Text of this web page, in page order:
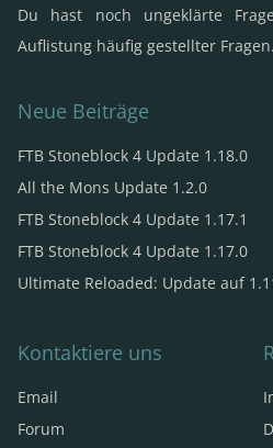
Du hast noch ungeklärte
Auflistung häufig gestellter Fragen.
Neue Beiträge
FTB Stoneblock 4 Update 1.18.0
All the Mons Update 1.2.0
FTB Stoneblock 4 Update 1.17.1
FTB Stoneblock 4 Update 1.17.0
Ultimate Reloaded: Update auf
Kontaktiere uns
Email
Forum